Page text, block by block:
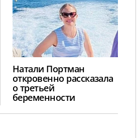
Натали Портман
откровенно рассказала
о третьей
беременности